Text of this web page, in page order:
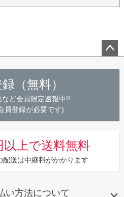
（無料）
など会員限定速報中!!
員登録が必要です)
以上で送料無料
送は中継料がかかります
い方法について